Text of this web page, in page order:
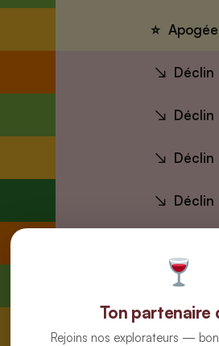
Apogée
Déclin
Déclin
Déclin
Déclin
Déclin
Déclin
Ton partenaire
Rejoins nos explorateurs —